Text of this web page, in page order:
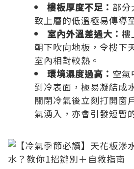
樓板厚度不足： 部分
致上層的低溫極易傳導
室內外溫差過大： 樓
朝下吹向地板，令樓下
室內相對較熱。
環境濕度過高： 空氣
到冷表面，極易凝結成
關閉冷氣後立刻打開窗
氣湧入，亦會引發短暫